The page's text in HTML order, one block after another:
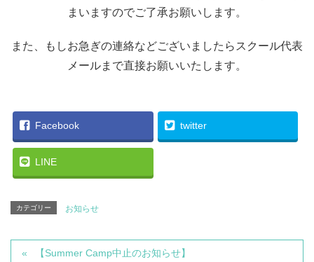
まいますのでご了承お願いします。
また、もしお急ぎの連絡などございましたらスクール代表
メールまで直接お願いいたします。
Facebook twitter
LINE
カテゴリー お知らせ
【Summer Camp中止のお知らせ】